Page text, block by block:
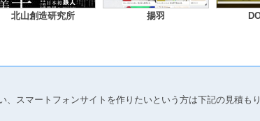
北山創造研究所 揚羽
、スマートフォンサイトを作りたいという方は下記の見積も